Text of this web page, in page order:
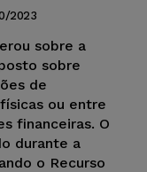
2023
sobre a
sobre
de
ou entre
financeiras. O
durante a
o Recurso